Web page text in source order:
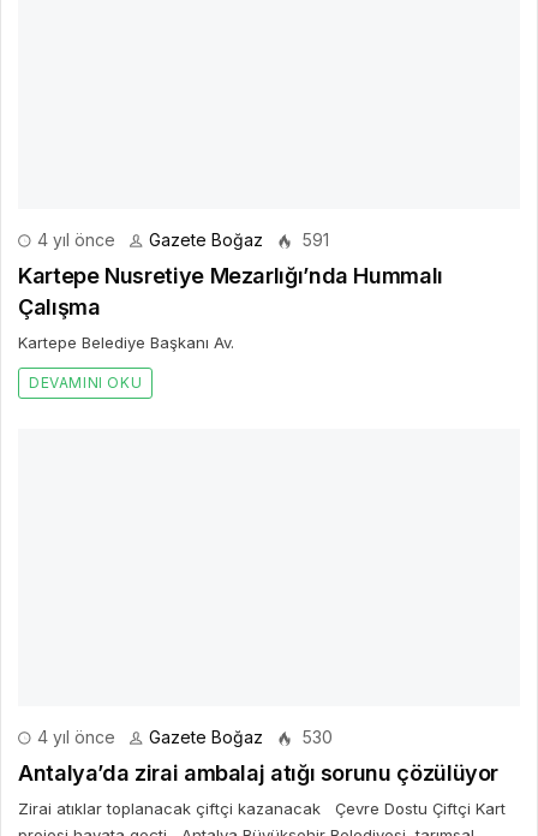
4 yıl önce Gazete Boğaz 591
Kartepe Nusretiye Mezarlığı’nda Hummalı
Çalışma
Kartepe Belediye Başkanı Av.
DEVAMINI OKU
DEVAMINI OKU